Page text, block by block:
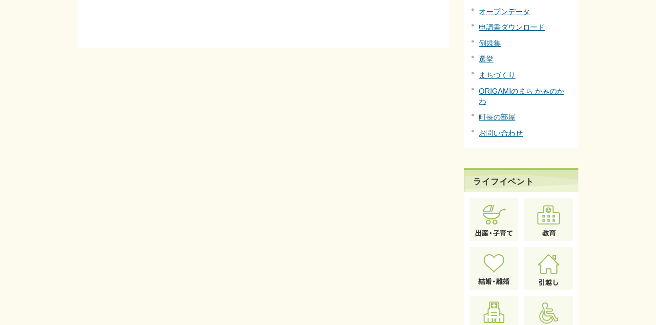
オープンデータ
申請書ダウンロード
例規集
選挙
まちづくり
ORIGAMIのまち かみのか
わ
町長の部屋
お問い合わせ
ライフイベント